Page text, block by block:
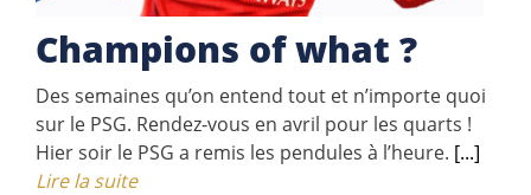
Champions of what ?
Des semaines qu’on entend tout et n’importe quoi
sur le PSG. Rendez-vous en avril pour les quarts !
Hier soir le PSG a remis les pendules à l’heure. [...]
Lire la suite